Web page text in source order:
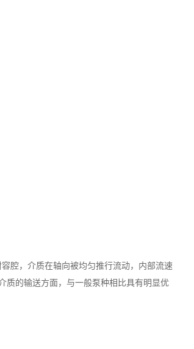
腔，介质在轴向被均匀推行流动，内部流速
质的输送方面，与一般泵种相比具有明显优